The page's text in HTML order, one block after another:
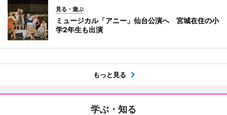
見る・遊ぶ
ミュージカル「アニー」仙台公演へ 宮城在住の小
学2年生も出演
もっと見る
学ぶ・知る